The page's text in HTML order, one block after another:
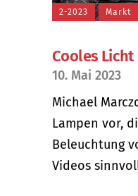
2-2023 Markt
Cooles Licht
10. Mai 2023
Michael
Lampen vor,
Beleuchtung
Videos